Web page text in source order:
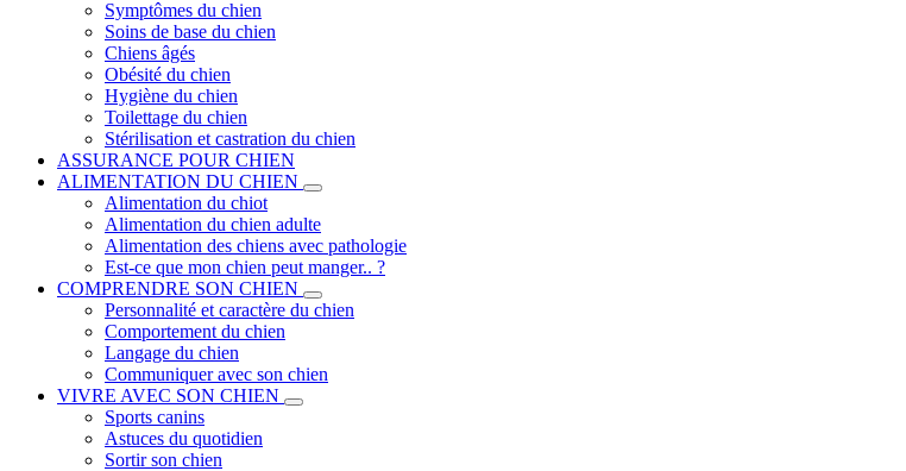
Symptômes du chien
Soins de base du chien
Chiens âgés
Obésité du chien
Hygiène du chien
Toilettage du chien
Stérilisation et castration du chien
ASSURANCE POUR CHIEN
ALIMENTATION DU CHIEN
Alimentation du chiot
Alimentation du chien adulte
Alimentation des chiens avec pathologie
Est-ce que mon chien peut manger.. ?
COMPRENDRE SON CHIEN
Personnalité et caractère du chien
Comportement du chien
Langage du chien
Communiquer avec son chien
VIVRE AVEC SON CHIEN
Sports canins
Astuces du quotidien
Sortir son chien